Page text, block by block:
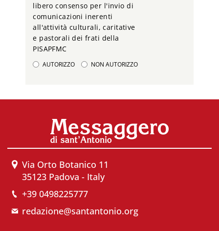
libero consenso per l'invio di
comunicazioni inerenti
all'attività culturali, caritative
e pastorali dei frati della
PISAPFMC
AUTORIZZO NON AUTORIZZO
Via Orto Botanico 11
35123 Padova - Italy
+39 0498225777
redazione@santantonio.org